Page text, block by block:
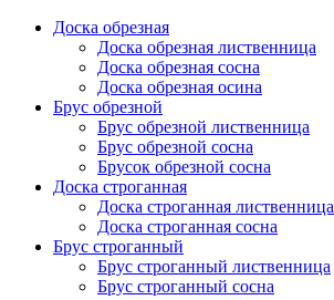
Доска обрезная
Доска обрезная лиственница
Доска обрезная сосна
Доска обрезная осина
Брус обрезной
Брус обрезной лиственница
Брус обрезной сосна
Брусок обрезной сосна
Доска строганная
Доска строганная лиственница
Доска строганная сосна
Брус строганный
Брус строганный лиственница
Брус строганный сосна